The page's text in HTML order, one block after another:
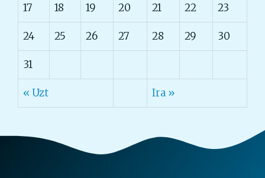
17 18 19 20 21 22 23
24 25 26 27 28 29 30
31
« Uzt Ira »